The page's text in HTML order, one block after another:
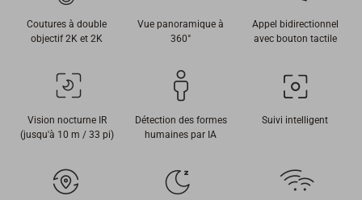
Coutures à double
objectif 2K et 2K
Vue panoramique à
360°
Appel bidirectionnel
avec bouton tactile
Vision nocturne IR
(jusqu'à 10 m / 33 pi)
Détection des formes
humaines par IA
Suivi intelligent